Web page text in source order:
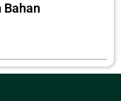
Bahan